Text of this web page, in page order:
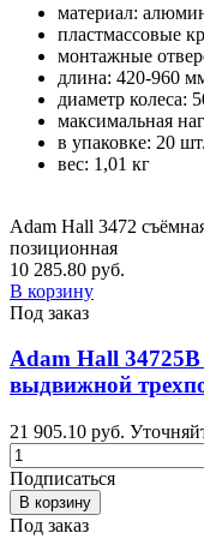
материал:
пластмассовые
монтажные
длина: 420-960
диаметр колеса:
максимальная
в упаковке: 20 шт.
вес: 1,01 кг
Adam Hall 3472
позиционная
10 285.80 руб.
В корзину
Под заказ
Adam Hall 34725B
выдвижной
21 905.10 руб.
Подписаться
В корзину
Под заказ